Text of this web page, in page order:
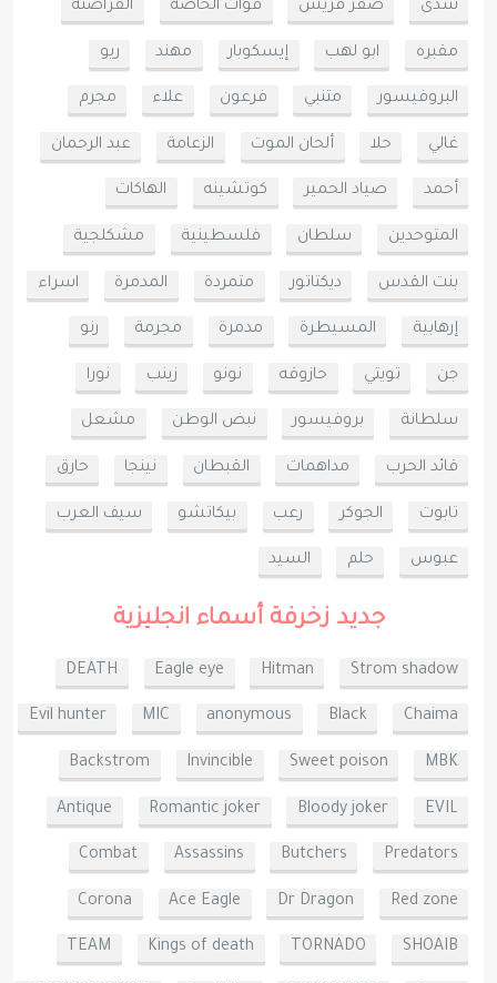
شذى صقر قريش قوات الخاصه القراصنه
مقبره ابو لهب إيسكوبار مهند ريو
البروفيسور متنبي فرعون علاء مجرم
غالي حلا ألحان الموت الزعامة عبد الرحمان
أحمد صياد الحمير كوتشينه الهاكات
المتوحدين سلطان فلسطينية مشكلجية
بنت القدس ديكتاتور متمردة المدمرة اسراء
إرهابية المسيطرة مدمرة مجرمة رنو
جن تويتي حازوقه نونو زينب نورا
سلطانة بروفيسور نبض الوطن مشعل
قائد الحرب مداهمات القبطان نينجا حارق
تابوت الجوكر رعب بيكاتشو سيف العرب
عبوس حلم السيد
جديد زخرفة أسماء انجليزية
Strom shadow
Hitman
Eagle eye
DEATH
Chaima
Black
anonymous
MIC
Evil hunter
MBK
Sweet poison
Invincible
Backstrom
EVIL
Bloody joker
Romantic joker
Antique
Predators
Butchers
Assassins
Combat
Red zone
Dr Dragon
Ace Eagle
Corona
SHOAIB
TORNADO
Kings of death
TEAM